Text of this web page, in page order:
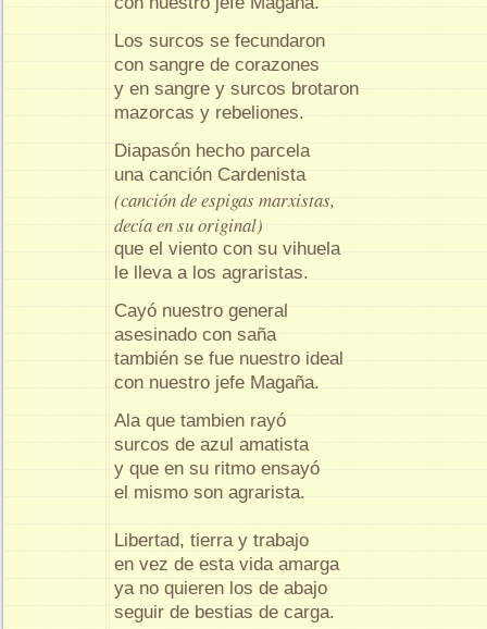
Los surcos se fecundaron
con sangre de corazones
y en sangre y surcos brotaron
mazorcas y rebeliones.
Diapasón hecho parcela
una canción Cardenista
(canción de espigas marxistas,
decía en su original)
que el viento con su vihuela
le lleva a los agraristas.
Cayó nuestro general
asesinado con saña
también se fue nuestro ideal
con nuestro jefe Magaña.
Ala que tambien rayó
surcos de azul amatista
y que en su ritmo ensayó
el mismo son agrarista.
Libertad, tierra y trabajo
en vez de esta vida amarga
ya no quieren los de abajo
seguir de bestias de carga.